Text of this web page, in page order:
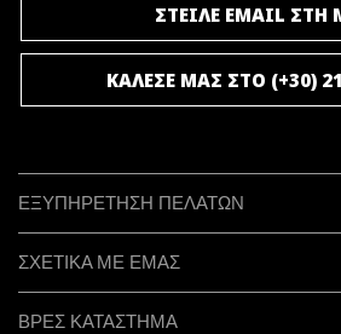
ΣΤΕΙΛΕ EMAIL ΣΤΗ
ΚΑΛΕΣΕ ΜΑΣ ΣΤΟ (+30)
ΕΞΥΠΗΡΕΤΗΣΗ ΠΕΛΑΤΩΝ
ΣΧΕΤΙΚΑ ΜΕ ΕΜΑΣ
ΒΡΕΣ ΚΑΤΑΣΤΗΜΑ